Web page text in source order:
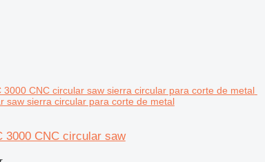
saw sierra circular para corte de metal
3000 CNC circular saw